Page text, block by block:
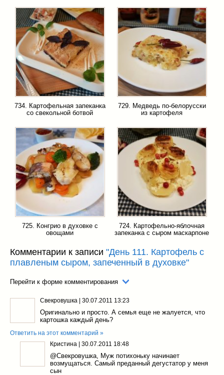
734. Картофельная запеканка
со свекольной ботвой
729. Медведь по-белорусски
из картофеля
725. Конгрио в духовке с
овощами
724. Картофельно-яблочная
запеканка с сыром маскарпоне
Комментарии к записи "День 111. Картофель с
плавленым сыром, запеченный в духовке"
Перейти к форме комментирования
Свекровушка | 30.07.2011 13:23
Оригинально и просто. А семья еще не жалуется, что
картошка каждый день?
Ответить на этот комментарий »
Кристина | 30.07.2011 18:48
@Свекровушка , Муж потихоньку начинает
возмущаться. Самый преданный дегустатор у меня
сын